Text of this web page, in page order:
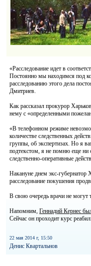
«Расследование идет в
Постоянно мы находимся под
расследованию этого дела
Дмитриев.
Как рассказал прокурор
нему с «определенными
«В телефонном режиме
количестве следственных
группы, об экспертизах. Но я
подтекстом, я не помню еще ни
следственно-оперативные
Накануне днем экс-губернатор
расследование покушения
В свою очередь врачи не могут
Напомним, Геннадий Кернес
Сейчас он проходит курс
22 мая 2014 г, 15:50
Денис Квартальнов